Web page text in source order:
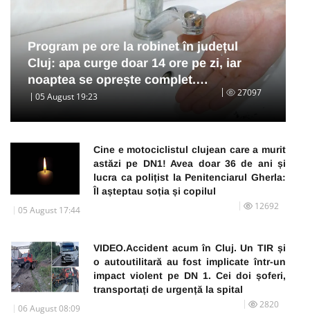
Program pe ore la robinet în județul
Cluj: apa curge doar 14 ore pe zi, iar
noaptea se oprește complet.…
05 August 19:23 27097
Cine e motociclistul clujean care a murit
astăzi pe DN1! Avea doar 36 de ani și
lucra ca polițist la Penitenciarul Gherla:
Îl așteptau soția și copilul
05 August 17:44 12692
VIDEO.Accident acum în Cluj. Un TIR și
o autoutilitară au fost implicate într-un
impact violent pe DN 1. Cei doi șoferi,
transportați de urgență la spital
06 August 08:09 2820